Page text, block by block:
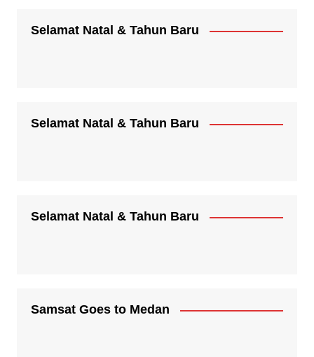
Selamat Natal & Tahun Baru
Selamat Natal & Tahun Baru
Selamat Natal & Tahun Baru
Samsat Goes to Medan